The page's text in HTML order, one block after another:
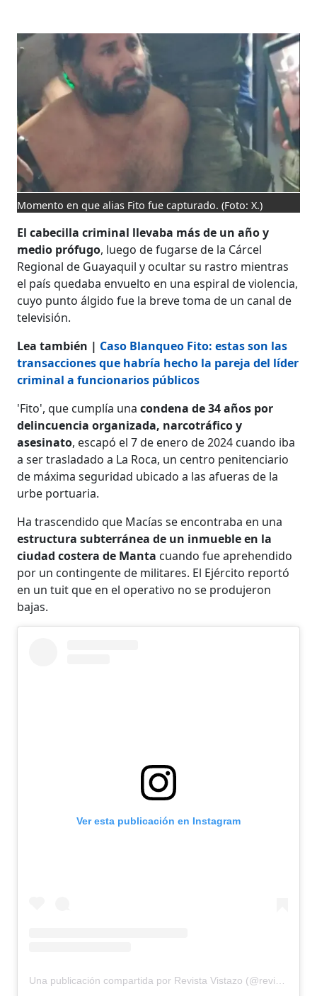
Momento en que alias Fito fue capturado.(Foto: X.)
El cabecilla criminal llevaba más de un año y
medio prófugo, luego de fugarse de la Cárcel
Regional de Guayaquil y ocultar su rastro mientras
el país quedaba envuelto en una espiral de violencia,
cuyo punto álgido fue la breve toma de un canal de
televisión.
Lea también | Caso Blanqueo Fito: estas son las
transacciones que habría hecho la pareja del líder
criminal a funcionarios públicos
'Fito', que cumplía unacondena de 34 años por
delincuencia organizada, narcotráfico y
asesinato, escapó el 7 de enero de 2024 cuando iba
a ser trasladado a La Roca, un centro penitenciario
de máxima seguridad ubicado a las afueras de la
urbe portuaria.
Ha trascendido que Macías se encontraba en una
estructura subterránea de un inmueble en la
ciudad costera de Manta cuando fue aprehendido
por un contingente de militares. El Ejército reportó
en un tuit que en el operativo no se produjeron
bajas.
Ver esta publicación en Instagram
Una publicación compartida por Revista Vistazo (@revistavistazo.ec)